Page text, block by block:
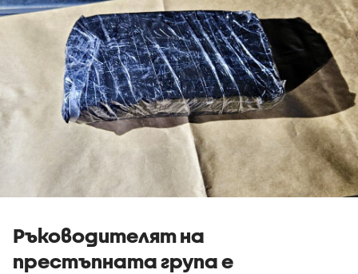
Ръководителят на
престъпната група е